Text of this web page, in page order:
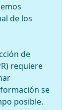
de los
de
requiere
se
posible.